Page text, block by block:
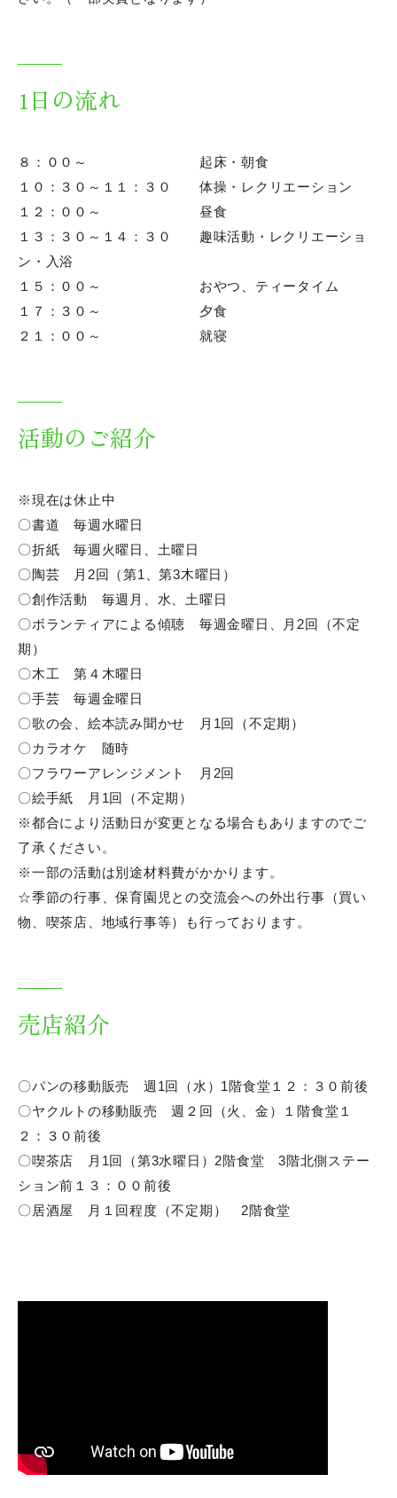
職員行事
年末年始のお休みについて
施設掲示板
災害発生状況
ハザードマップ
ご意見ボックス回答
会社概要
施設住所
1日の流れ
８：００～ 起床・朝食
１０：３０～１１：３０ 体操・レクリエーション
１２：００～ 昼食
１３：３０～１４：３０ 趣味活動・レクリエーショ
ン・入浴
１５：００～ おやつ、ティータイム
１７：３０～ 夕食
２１：００～ 就寝
活動のご紹介
※現在は休止中
〇書道 毎週水曜日
〇折紙 毎週火曜日、土曜日
〇陶芸 月2回（第1、第3木曜日）
〇創作活動 毎週月、水、土曜日
〇ボランティアによる傾聴 毎週金曜日、月2回（不定
期）
〇木工 第４木曜日
〇手芸 毎週金曜日
〇歌の会、絵本読み聞かせ 月1回（不定期）
〇カラオケ 随時
〇フラワーアレンジメント 月2回
〇絵手紙 月1回（不定期）
※都合により活動日が変更となる場合もありますのでご
了承ください。
※一部の活動は別途材料費がかかります。
☆季節の行事、保育園児との交流会への外出行事（買い
物、喫茶店、地域行事等）も行っております。
売店紹介
〇パンの移動販売 週1回（水）1階食堂１２：３０前後
〇ヤクルトの移動販売 週２回（火、金）１階食堂１
２：３０前後
〇喫茶店 月1回（第3水曜日）2階食堂 3階北側ステー
ション前１３：００前後
〇居酒屋 月１回程度（不定期） 2階食堂